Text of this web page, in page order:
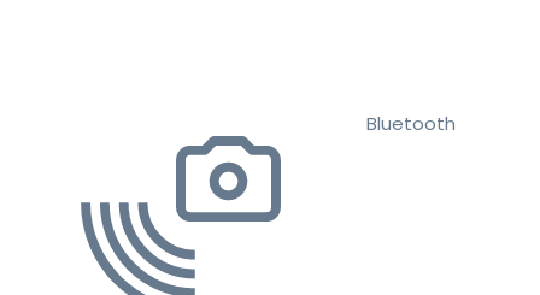
Bluetooth